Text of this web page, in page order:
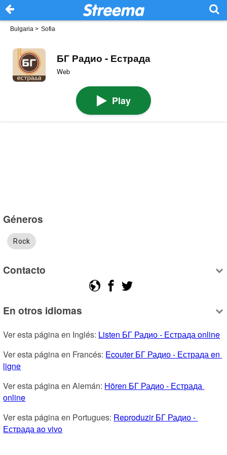
Bulgaria > Sofia
БГ Радио - Естрада
Web
Play
Géneros
Rock
Contacto
En otros idiomas
Ver esta página en Inglés: Listen БГ Радио - Естрада online
Ver esta página en Francés: Ecouter БГ Радио - Естрада en
ligne
Ver esta página en Alemán: Hören БГ Радио - Естрада
online
Ver esta página en Portugues: Reproduzir БГ Радио -
Естрада ao vivo